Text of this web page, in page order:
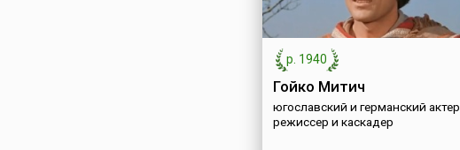
р. 1940
Гойко Митич
югославский и германский актер,
режиссер и каскадер